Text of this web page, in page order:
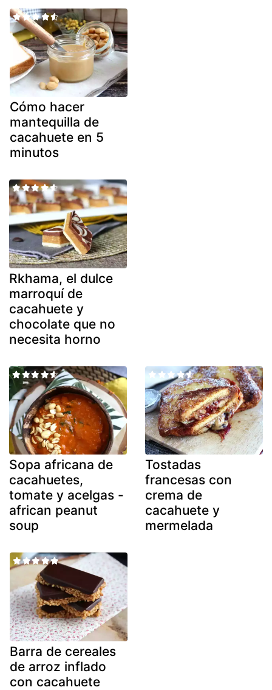
Cómo hacer
mantequilla de
cacahuete en 5
minutos
Rkhama, el dulce
marroquí de
cacahuete y
chocolate que no
necesita horno
Sopa africana de
cacahuetes,
tomate y acelgas -
african peanut
soup
Tostadas
francesas con
crema de
cacahuete y
mermelada
Barra de cereales
de arroz inflado
con cacahuete